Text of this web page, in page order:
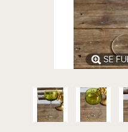
SE